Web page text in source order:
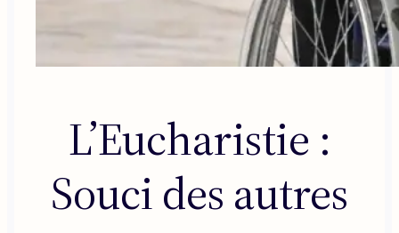
L’Eucharistie :
Souci des autres